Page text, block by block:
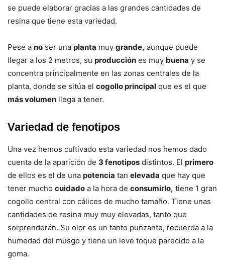
se puede elaborar gracias a las grandes cantidades de
resina que tiene esta variedad.
Pese a no ser una planta muy grande, aunque puede
llegar a los 2 metros, su producción es muy buena y se
concentra principalmente en las zonas centrales de la
planta, donde se sitúa el cogollo principal que es el que
más volumen llega a tener.
Variedad de fenotipos
Una vez hemos cultivado esta variedad nos hemos dado
cuenta de la aparición de 3 fenotipos distintos. El primero
de ellos es el de una potencia tan elevada que hay que
tener mucho cuidado a la hora de consumirlo, tiene 1 gran
cogollo central con cálices de mucho tamaño. Tiene unas
cantidades de resina muy muy elevadas, tanto que
sorprenderán. Su olor es un tanto punzante, recuerda a la
humedad del musgo y tiene un leve toque parecido a la
goma.